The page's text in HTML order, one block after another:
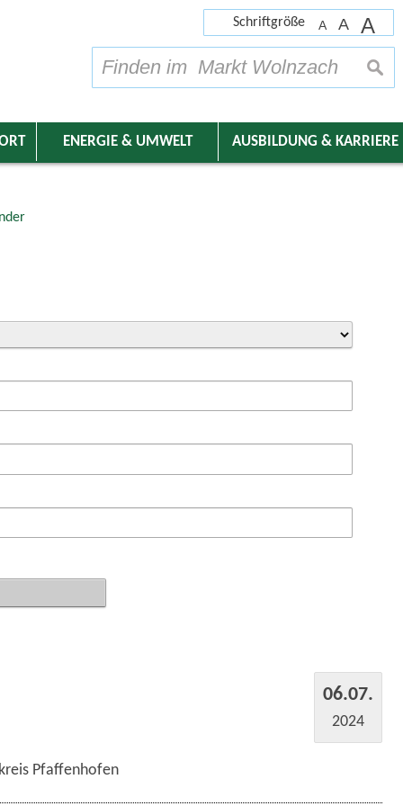
Schriftgröße A A A
ENERGIE & UMWELT AUSBILDUNG & KARRIERE
06.07.
2024
Pfaffenhofen